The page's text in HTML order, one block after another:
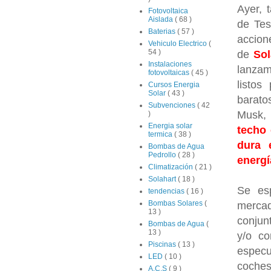
Ayer,
de
de
listos
techo
dura
Se
y/o
Fotovoltaica
Aislada ( 68 )
Baterias ( 57 )
Vehiculo Electrico (
54 )
Instalaciones
fotovoltaicas ( 45 )
Cursos Energia
Solar ( 43 )
Subvenciones ( 42
)
Energia solar
termica ( 38 )
Bombas de Agua
Pedrollo ( 28 )
Climatización ( 21 )
Solahart( 18 )
tendencias ( 16 )
Bombas Solares (
13 )
Bombas de Agua (
13 )
Piscinas ( 13 )
LED ( 10 )
A.C.S ( 9 )